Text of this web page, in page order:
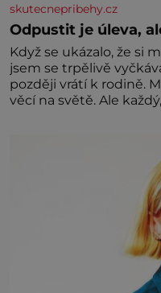
skutecnepribehy.cz
Odpustit je úleva,
Když se ukázalo, že si
jsem se trpělivě
později vrátí k rodině.
věcí na světě. Ale